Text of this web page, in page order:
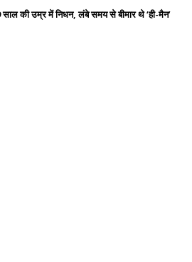
साल की उम्र में निधन, लंबे समय से बीमार थे ‘ही-मैन’